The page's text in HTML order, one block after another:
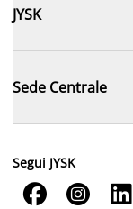
JYSK
Sede Centrale
Segui JYSK
  